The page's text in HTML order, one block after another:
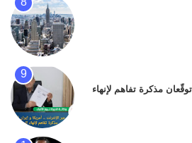
مذكرة تفاهم لإنهاء